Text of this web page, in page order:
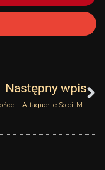
Następny wpis